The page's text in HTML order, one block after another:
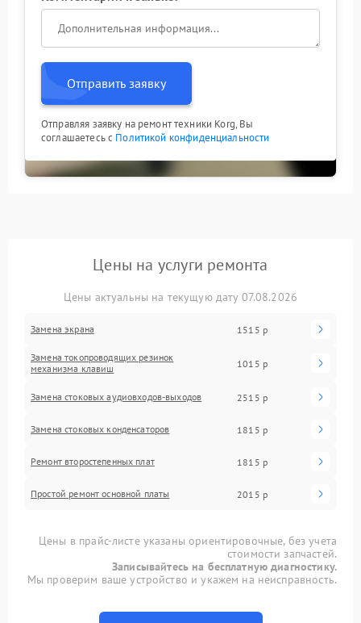
Отправить заявку
Отправляя заявку на ремонт техники Korg, Вы
соглашаетесь с Политикой конфиденциальности
Цены на услуги ремонта
Цены актуальны на текущую дату 07.08.2026
Замена экрана 1515 р
Замена токопроводящих резинок
механизма клавиш
1015 р
Замена стоковых аудиовходов-выходов 2515 р
Замена стоковых конденсаторов 1815 р
Ремонт второстепенных плат 1815 р
Простой ремонт основной платы 2015 р
Цены в прайс-листе указаны ориентировочные, без учета
стоимости запчастей.
Записывайтесь на бесплатную диагностику.
Мы проверим ваше устройство и укажем на неисправность.